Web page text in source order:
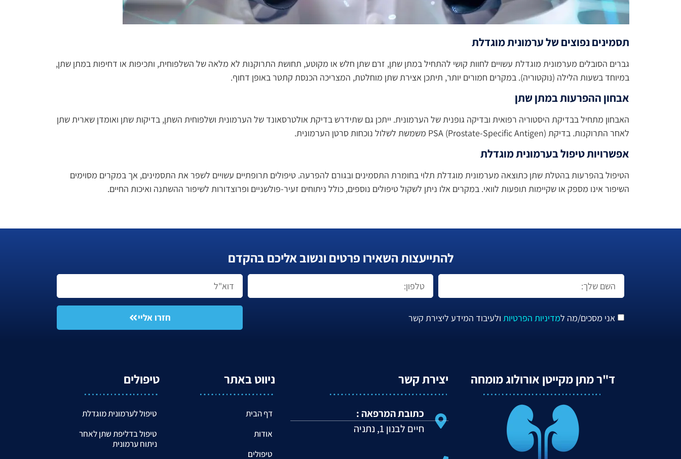
תסמינים נפוצים של ערמונית מוגדלת
גברים הסובלים מערמונית מוגדלת עשויים לחוות קושי להתחיל במתן שתן, זרם שתן חלש או מקוטע, תחושת התרוקנות לא מלאה של השלפוחית, ותכיפות או דחיפות במתן שתן,
במיוחד בשעות הלילה (נוקטוריה). במקרים חמורים יותר, תיתכן אצירת שתן מוחלטת, המצריכה הכנסת קתטר באופן דחוף.
אבחון ההפרעות במתן שתן
האבחון מתחיל בבדיקת היסטוריה רפואית ובדיקה גופנית של הערמונית. ייתכן גם שתידרש בדיקת אולטרסאונד של הערמונית ושלפוחית השתן, בדיקות שתן ואומדן שארית שתן
לאחר התרוקנות. בדיקת PSA (Prostate-Specific Antigen) משמשת לשלול נוכחות סרטן הערמונית.
אפשרויות טיפול בערמונית מוגדלת
הטיפול בהפרעות בהטלת שתן כתוצאה מערמונית מוגדלת תלוי בחומרת התסמינים ובגורם להפרעה. טיפולים תרופתיים עשויים לשפר את התסמינים, אך במקרים מסוימים
השיפור אינו מספק או שקיימות תופעות לוואי. במקרים אלו ניתן לשקול טיפולים נוספים, כולל ניתוחים זעיר-פולשניים ופרוצדורות לשיפור ההשתנה ואיכות החיים.
להתייעצות השאירו פרטים ונשוב אליכם בהקדם
אני מסכים/מה למדיניות הפרטיות ולעיבוד המידע ליצירת קשר חזרו אליי
ד"ר מתן מקייטן אורולוג מומחה יצירת קשר
כתובת המרפאה :
חיים לבנון 1, נתניה
ניווט באתר
דף הבית
אודות
טיפולים
טיפולים
טיפול לערמונית מוגדלת
טיפול בדליפת שתן לאחר
ניתוח ערמונית